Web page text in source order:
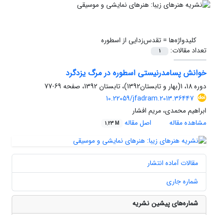
کلیدواژه‌ها =تقدس‌زدایی از اسطوره
تعداد مقالات:
1
خوانش پسامدرنیستی اسطوره در مرگ یزدگرد
دوره 18، 1(بهار و تابستان1392)، تابستان 1392، صفحه
69-77
10.22059/jfadram.2013.36447
ابراهیم محمدی، مریم افشار
مشاهده مقاله
اصل مقاله 1.23 M
مقالات آماده انتشار
شماره جاری
شماره‌های پیشین نشریه